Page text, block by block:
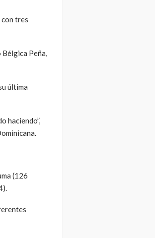
tres
Peña,
última
haciendo”,
(126